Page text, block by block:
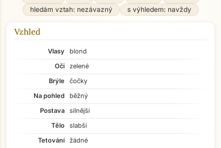
hledám vztah: nezávazný
s výhledem: navždy
Vzhled
Vlasy
blond
Oči
zelené
Brýle
čočky
Na pohled
běžný
Postava
silnější
Tělo
slabší
Tetování
žádné